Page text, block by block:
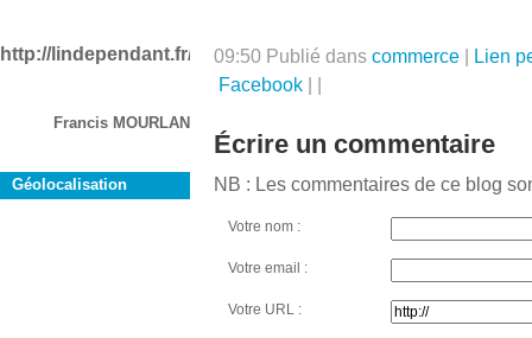
http://lindependant.fr/aude/rustiques
Francis MOURLAN
Géolocalisation
09:50 Publié dans commerce | Lien
Facebook | |
Écrire un commentaire
NB : Les commentaires de ce blog
Votre nom :
Votre email :
Votre URL :